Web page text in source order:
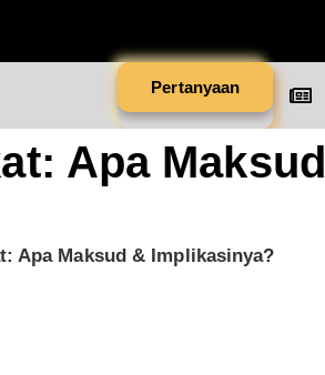
Pertanyaan
Apa
Apa Maksud & Implikasinya?